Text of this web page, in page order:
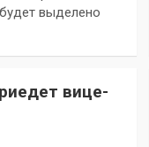
выделено
вице-